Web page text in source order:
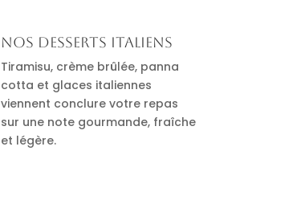
Nos desserts italiens
Tiramisu, crème brûlée, panna
cotta et glaces italiennes
viennent conclure votre repas
sur une note gourmande, fraîche
et légère.